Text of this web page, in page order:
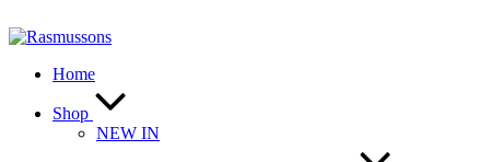
Inhalt
Home
Shop
NEW IN